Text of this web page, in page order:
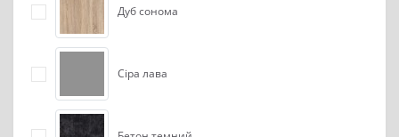
Дуб сонома
Сіра лава